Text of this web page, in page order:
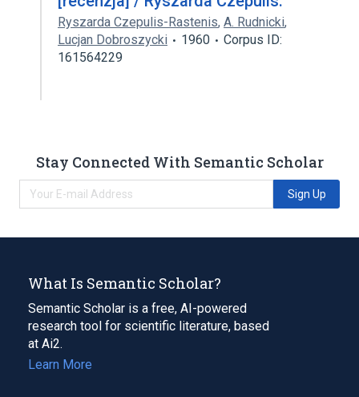
Ryszarda Czepulis-Rastenis, A. Rudnicki,
Lucjan Dobroszycki
1960
Corpus ID:
161564229
Stay Connected With Semantic Scholar
Sign Up
What Is Semantic Scholar?
Semantic Scholar is a free, AI-powered
research tool for scientific literature, based
at Ai2.
Learn More